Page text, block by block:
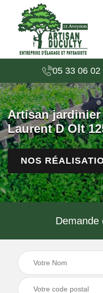
05 33 06 02
Artisan
Laurent D Olt
NOS
Demande